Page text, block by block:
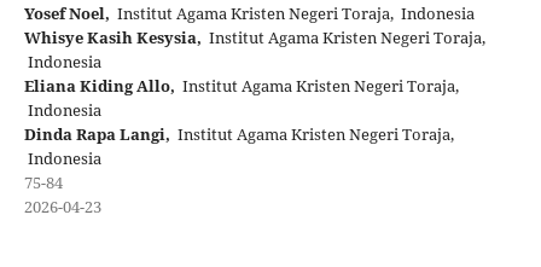
Yosef Noel, Institut Agama Kristen Negeri Toraja, Indonesia
Whisye Kasih Kesysia, Institut Agama Kristen Negeri Toraja,
Indonesia
Eliana Kiding Allo, Institut Agama Kristen Negeri Toraja,
Indonesia
Dinda Rapa Langi, Institut Agama Kristen Negeri Toraja,
Indonesia
75-84
2026-04-23